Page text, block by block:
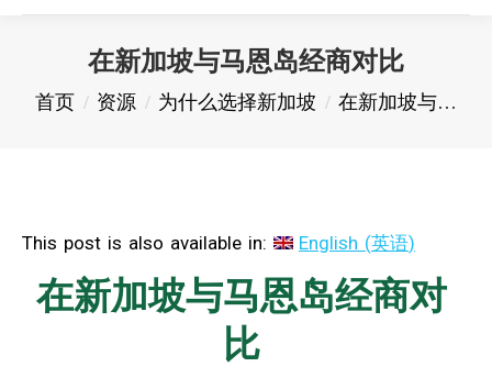
在新加坡与马恩岛经商对比
您在这里：
首页 资源 为什么选择新加坡 在新加坡与…
This post is also available in: English (英语)
在新加坡与马恩岛经商对
比